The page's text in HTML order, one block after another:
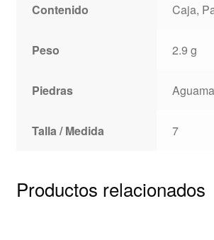
Contenido Caja,
Peso 2.9 g
Piedras
Talla / Medida 7
Productos relacionados